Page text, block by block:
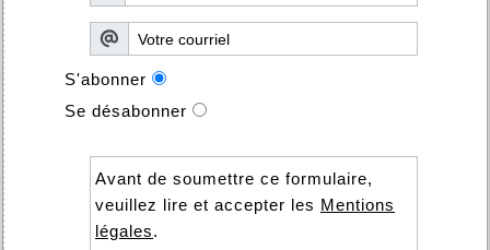
S'abonner
Se désabonner
Avant de soumettre ce formulaire,
veuillez lire et accepter les Mentions
légales.